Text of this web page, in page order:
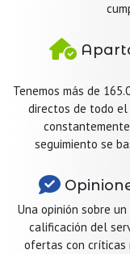
Tenemos más de
directos de todo el
seguimiento se
Una opinión sobre
calificación del
ofertas con críticas